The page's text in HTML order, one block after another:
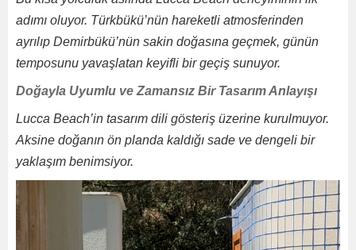
adımı oluyor. Türkbükü’nün hareketli atmosferinden
ayrılıp Demirbükü’nün sakin doğasına geçmek, günün
temposunu yavaşlatan keyifli bir geçiş sunuyor.
Doğayla Uyumlu ve Zamansız Bir Tasarım Anlayışı
Lucca Beach’in tasarım dili gösteriş üzerine kurulmuyor.
Aksine doğanın ön planda kaldığı sade ve dengeli bir
yaklaşım benimsiyor.